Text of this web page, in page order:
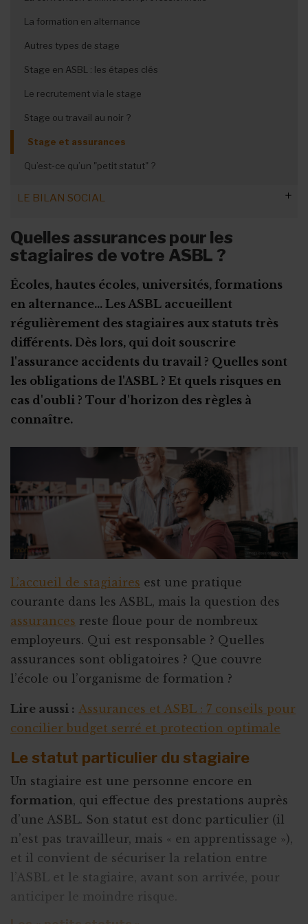
Les outils de la concertation interne
Licenciement et préavis
Rupture du contrat à l’amiable
Rupture pour faute grave
Subsides et licenciement
Fin ou rupture du contrat étudiant
Les formalités administratives
Non-respect de la convention de stage
La formation en alternance
Autres types de stage
Stage en ASBL : les étapes clés
Le recrutement via le stage
Stage ou travail au noir ?
Stage et assurances
Qu’est-ce qu’un "petit statut" ?
LE BILAN SOCIAL
Quelles informations faut-il donner ?
Quand et comment le publier ?
Les types de formation à prendre en compte
Quelles assurances pour les
stagiaires de votre ASBL ?
Écoles, hautes écoles, universités, formations
en alternance… Les ASBL accueillent
régulièrement des stagiaires aux statuts très
différents. Dès lors, qui doit souscrire
l'assurance accidents du travail ? Quelles sont
les obligations de l'ASBL ? Et quels risques en
cas d'oubli ? Tour d'horizon des règles à
connaître.
L’accueil de stagiaires est une pratique
courante dans les ASBL, mais la question des
assurances reste floue pour de nombreux
employeurs. Qui est responsable ? Quelles
assurances sont obligatoires ? Que couvre
l’école ou l’organisme de formation ?
Lire aussi : Assurances et ASBL : 7 conseils pour
concilier budget serré et protection optimale
Le statut particulier du stagiaire
Un stagiaire est une personne encore en
formation, qui effectue des prestations auprès
d’une ASBL. Son statut est donc particulier (il
n’est pas travailleur, mais « en apprentissage »),
et il convient de sécuriser la relation entre
l’ASBL et le stagiaire, avant son arrivée, pour